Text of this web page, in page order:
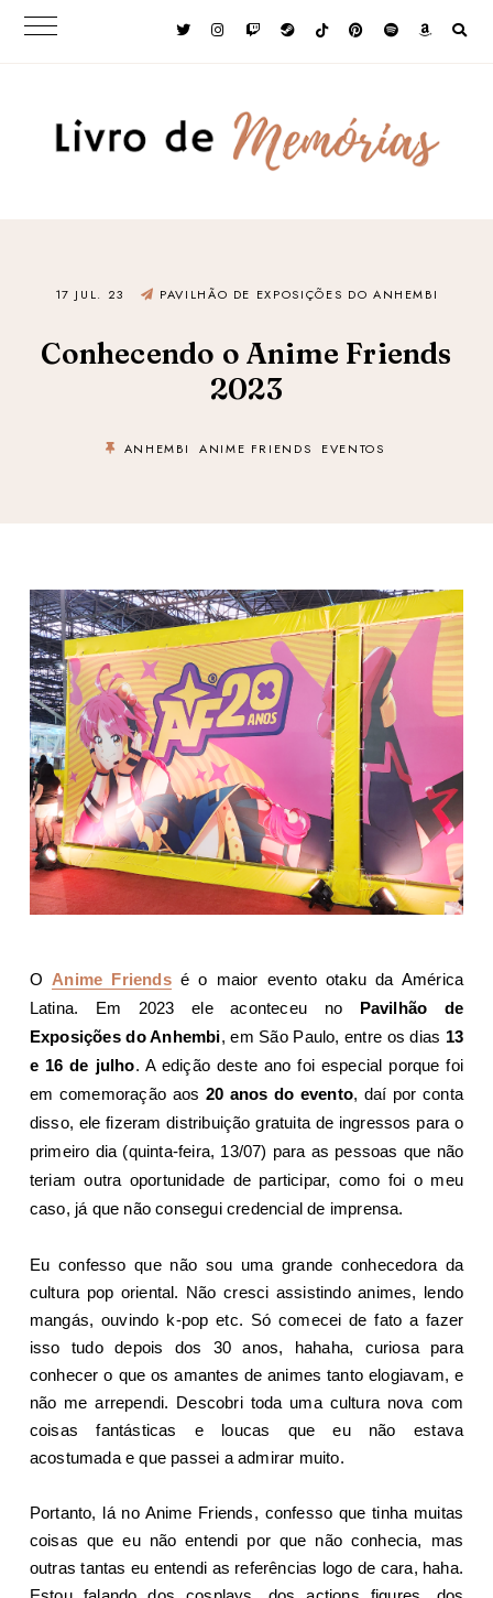
17 JUL. 23 PAVILHÃO DE EXPOSIÇÕES DO ANHEMBI
Conhecendo o Anime Friends
2023
ANHEMBI ANIME FRIENDS EVENTOS
O Anime Friendsé o maior evento otaku da América
Latina. Em 2023 ele aconteceu no Pavilhão de
Exposições do Anhembi, em São Paulo, entre os dias 13
e 16 de julho. A edição deste ano foi especial porque foi
em comemoração aos 20 anos do evento, daí por conta
disso, ele fizeram distribuição gratuita de ingressos para o
primeiro dia (quinta-feira, 13/07) para as pessoas que não
teriam outra oportunidade de participar, como foi o meu
caso, já que não consegui credencial de imprensa.
Eu confesso que não sou uma grande conhecedora da
cultura pop oriental. Não cresci assistindo animes, lendo
mangás, ouvindo k-pop etc. Só comecei de fato a fazer
isso tudo depois dos 30 anos, hahaha, curiosa para
conhecer o que os amantes de animes tanto elogiavam, e
não me arrependi. Descobri toda uma cultura nova com
coisas fantásticas e loucas que eu não estava
acostumada e que passei a admirar muito.
Portanto, lá no Anime Friends, confesso que tinha muitas
coisas que eu não entendi por que não conhecia, mas
outras tantas eu entendi as referências logo de cara, haha.